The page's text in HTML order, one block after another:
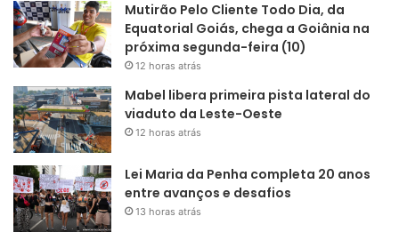
Mutirão Pelo Cliente Todo Dia, da
Equatorial Goiás, chega a Goiânia na
próxima segunda-feira (10)
12 horas atrás
Mabel libera primeira pista lateral do
viaduto da Leste-Oeste
12 horas atrás
Lei Maria da Penha completa 20 anos
entre avanços e desafios
13 horas atrás